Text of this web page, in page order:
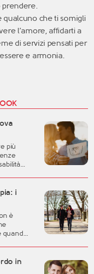
qualcuno che ti somigli
l’amore, affidarti a
di servizi pensati per
e armonia.
più
una
i
è
quando
la
in